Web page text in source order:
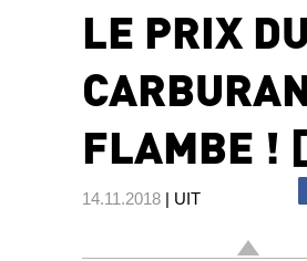
LE PRIX DU
FLAMBE
14.11.2018 | UIT